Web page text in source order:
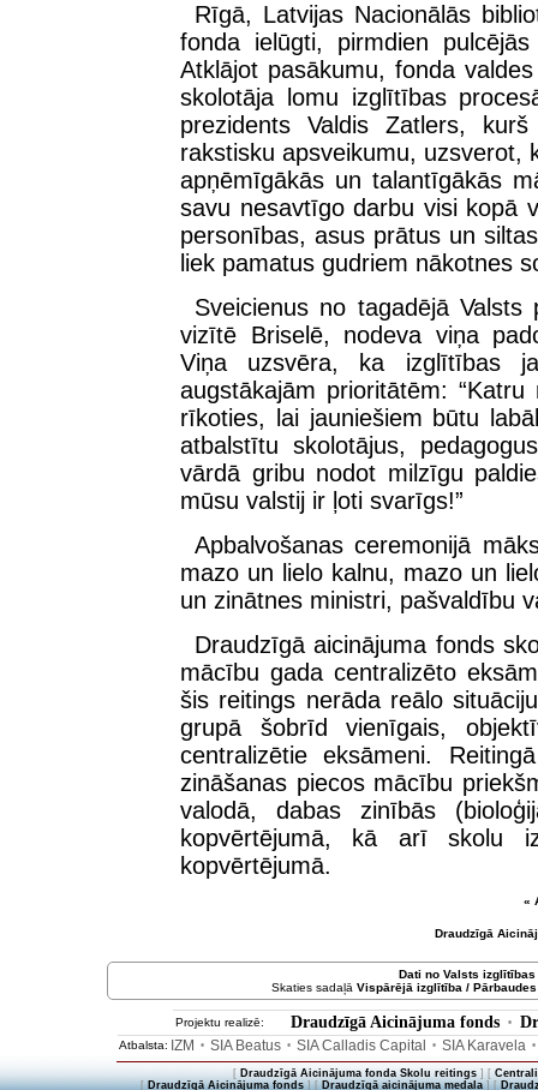
Rīgā, Latvijas Nacionālās
fonda ielūgti, pirmdien
Atklājot pasākumu, fonda
skolotāja lomu izglītības
prezidents Valdis Zatlers,
rakstisku apsveikumu,
apņēmīgākās un talantīgākās
savu nesavtīgo darbu visi kopā
personības, asus prātus un
liek pamatus gudriem nākotnes
Sveicienus no tagadējā
vizītē Briselē, nodeva viņa
Viņa uzsvēra, ka izglītības
augstākajām prioritātēm:
rīkoties, lai jauniešiem būtu
atbalstītu skolotājus,
vārdā gribu nodot milzīgu
mūsu valstij ir ļoti svarīgs!”
Apbalvošanas ceremonijā
mazo un lielo kalnu, mazo un
un zinātnes ministri, pašvaldību
Draudzīgā aicinājuma fonds
mācību gada centralizēto
šis reitings nerāda reālo
grupā šobrīd vienīgais,
centralizētie eksāmeni.
zināšanas piecos mācību
valodā, dabas zinībās
kopvērtējumā, kā arī skolu
kopvērtējumā.
«
Draudzīgā
Dati no Valsts
Skaties sadaļā Vispārējā izglītība /
Projektu realizē: Draudzīgā Aicinājuma fonds •
Atbalsta: IZM • SIA Beatus • SIA Calladis Capital • SIA Karavela •
[ Draudzīgā Aicinājuma fonda Skolu reitings] [
[Draudzīgā Aicinājuma fonds] [Draudzīgā aicinājuma medaļa] [